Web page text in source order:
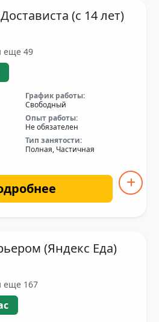
(с 14 лет)
еще 49
График работы:
Свободный
Опыт работы:
Не обязателен
Тип занятости:
Полная, Частичная
(Яндекс Еда)
еще 167